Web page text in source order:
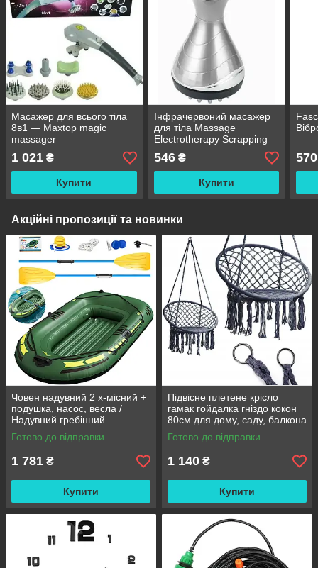
Масажер для всього тіла
8в1 — Maxtop magic
massager
1 021 ₴
Купити
Інфрачервоний масажер
для тіла Massage
Electrotherapy Scrapping
546₴
Купити
570
Акційні пропозиції та новинки
Човен надувний 2 х-місний +
подушка, насос, весла /
Надувний гребінний
двомісний гумовий човен
180/98см
Готово до відправки
1 781 ₴
Купити
Підвісне плетене крісло
гамак гойдалка гніздо кокон
80см для дому, саду, балкона
та тераси
Готово до відправки
1 140 ₴
Купити